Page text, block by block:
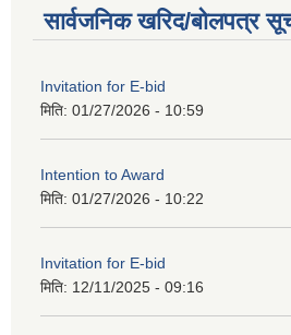
सार्वजनिक खरिद/बोलपत्र
Invitation for E-bid
मिति: 01/27/2026 - 10:59
Intention to Award
मिति: 01/27/2026 - 10:22
Invitation for E-bid
मिति: 12/11/2025 - 09:16